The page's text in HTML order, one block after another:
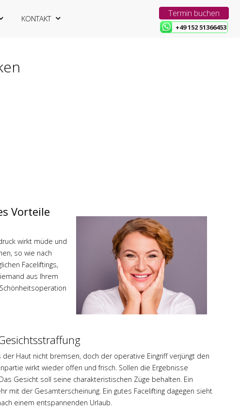
KONTAKT
Termin buchen
+49 152 51366453
Vorteile
wirkt müde und
so wie nach
Faceliftings,
aus Ihrem
Haut nicht bremsen, doch der operative Eingriff verjüngt den
wirkt wieder offen und frisch. Sollen die Ergebnisse
Gesicht soll seine charakteristischen Züge behalten. Ein
mit der Gesamterscheinung. Ein gutes Facelifting dagegen sieht
einem entspannenden Urlaub.